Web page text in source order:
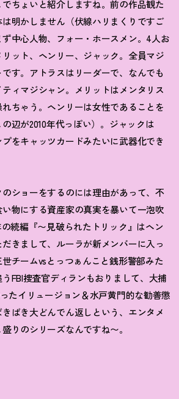
ちょいと紹介しますね。前の作品観た
明かしません（伏線ハリまくりですご
中心人物、フォー・ホースメン。4人お
ット、ヘンリー、ジャック。全員マジ
す。アトラスはリーダーで、なんでも
ィマジシャン。メリットはメンタリス
れちゃう。ヘンリーは女性であることを
辺が2010年代っぽい）。ジャックは
をキャッツカードみたいに武器化でき
ショーをするのには理由があって、不
物にする資産家の真実を暴いて一泡吹
続編『〜見破られたトリック』はヘン
きまして、ルーラが新メンバーに入っ
チームvsとっつぁんこと銭形警部みた
FBI捜査官ディランもおりまして、大捕
たイリュージョン＆水戸黄門的な勧善懲
ばき大どんでん返しという、エンタメ
りのシリーズなんですね〜。